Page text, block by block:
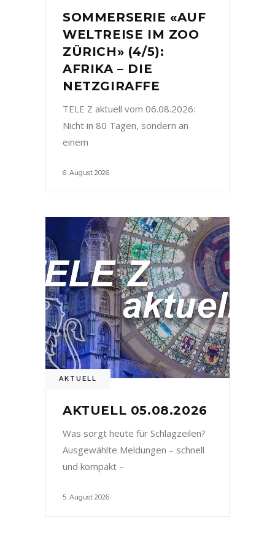
SOMMERSERIE «AUF
WELTREISE IM ZOO
ZÜRICH» (4/5):
AFRIKA – DIE
NETZGIRAFFE
TELE Z aktuell vom 06.08.2026:
Nicht in 80 Tagen, sondern an
einem
6. August 2026
AKTUELL
AKTUELL 05.08.2026
Was sorgt heute für Schlagzeilen?
Ausgewählte Meldungen – schnell
und kompakt –
5. August 2026